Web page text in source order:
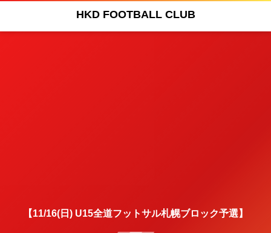
HKD FOOTBALL CLUB
【11/16(日) U15全道フットサル札幌ブロック予選】